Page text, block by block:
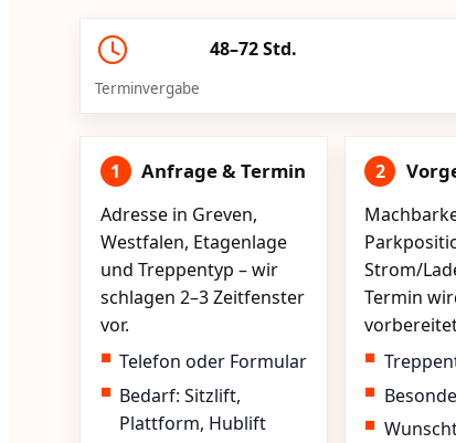
48–72 Std.
Terminvergabe
1 Anfrage & Termin
Adresse in Greven,
Westfalen, Etagenlage
und Treppentyp – wir
schlagen 2–3 Zeitfenster
vor.
Telefon oder Formular
Bedarf: Sitzlift,
Plattform, Hublift
2
Strom/
Termin